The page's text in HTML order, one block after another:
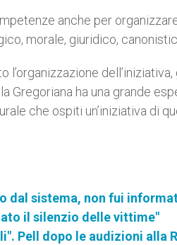
anche per
morale, giuridico,
ha una grande
che ospiti un’iniziativa di
dal sistema, non fui
il silenzio delle vittime"
Pell dopo le audizioni alla